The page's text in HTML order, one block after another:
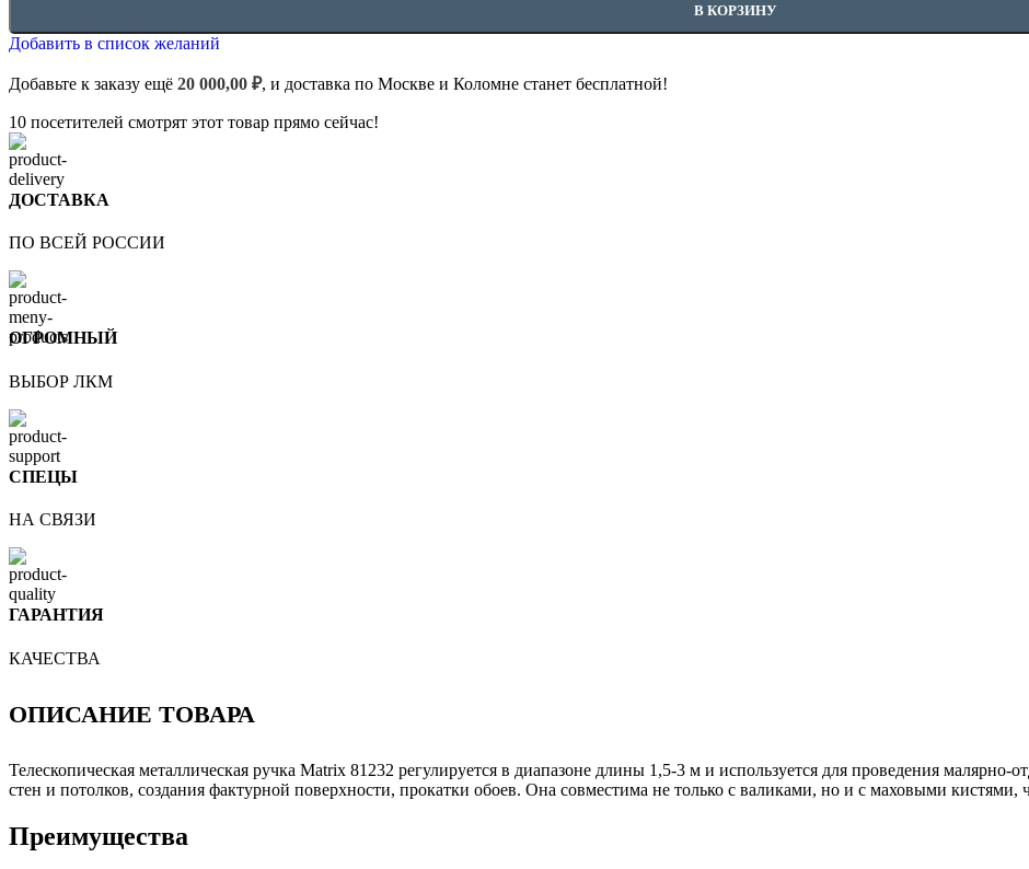
В КОРЗИНУ
Добавить в список желаний
Добавьте к заказу ещё 20 000,00 ₽, и доставка по Москве и Коломне станет бесплатной!
10 посетителей смотрят этот товар прямо сейчас!
ДОСТАВКА
ПО ВСЕЙ РОССИИ
ОГРОМНЫЙ
ВЫБОР ЛКМ
СПЕЦЫ
НА СВЯЗИ
ГАРАНТИЯ
КАЧЕСТВА
ОПИСАНИЕ ТОВАРА
Телескопическая металлическая ручка Matrix 81232 регулируется в диапазоне длины 1,5-3 м и используется для проведения
стен и потолков, создания фактурной поверхности, прокатки обоев. Она совместима не только с валиками, но и с маховыми
Преимущества